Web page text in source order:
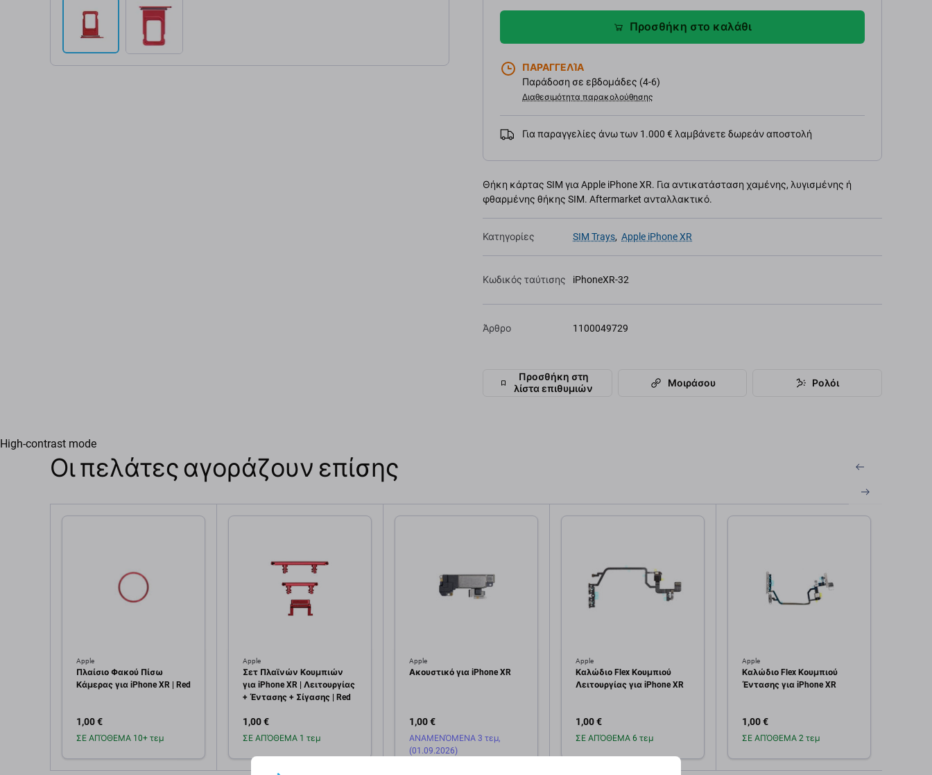
Προσθήκη στο καλάθι
ΠΑΡΑΓΓΕΛΊΑ
Παράδοση σε εβδομάδες (4-6)
Διαθεσιμότητα παρακολούθησης
Για παραγγελίες άνω των 1.000 € λαμβάνετε δωρεάν αποστολή
Θήκη κάρτας SIM για Apple iPhone XR. Για αντικατάσταση χαμένης, λυγισμένης ή
φθαρμένης θήκης SIM. Aftermarket ανταλλακτικό.
Κατηγορίες SIM Trays, Apple iPhone XR
Κωδικός ταύτισης iPhoneXR-32
Άρθρο 1100049729
Προσθήκη στη
λίστα επιθυμιών
Μοιράσου Ρολόι
High-contrast mode
Οι πελάτες αγοράζουν επίσης
Apple
Πλαίσιο Φακού Πίσω
Κάμερας για iPhone XR | Red
1,00 €
ΣΕ ΑΠΌΘΕΜΑ 10+ τεμ
Apple
Σετ Πλαϊνών Κουμπιών
για iPhone XR | Λειτουργίας
+ Έντασης + Σίγασης | Red
1,00 €
ΣΕ ΑΠΌΘΕΜΑ 1 τεμ
Apple
Ακουστικό για iPhone XR
1,00 €
ΑΝΑΜΕΝΌΜΕΝΑ 3 τεμ,
(01.09.2026)
Apple
Καλώδιο Flex Κουμπιού
Λειτουργίας για iPhone XR
1,00 €
ΣΕ ΑΠΌΘΕΜΑ 6 τεμ
Apple
Καλώδιο Flex Κουμπιού
Έντασης για iPhone XR
1,00 €
ΣΕ ΑΠΌΘΕΜΑ 2 τεμ